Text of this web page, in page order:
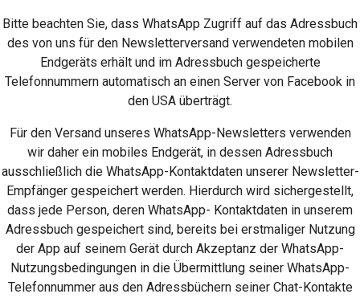
Bitte beachten Sie, dass WhatsApp Zugriff auf das Adressbuch
des von uns für den Newsletterversand verwendeten mobilen
Endgeräts erhält und im Adressbuch gespeicherte
Telefonnummern automatisch an einen Server von Facebook in
den USA überträgt.
Für den Versand unseres WhatsApp-Newsletters verwenden
wir daher ein mobiles Endgerät, in dessen Adressbuch
ausschließlich die WhatsApp-Kontaktdaten unserer Newsletter-
Empfänger gespeichert werden. Hierdurch wird sichergestellt,
dass jede Person, deren WhatsApp- Kontaktdaten in unserem
Adressbuch gespeichert sind, bereits bei erstmaliger Nutzung
der App auf seinem Gerät durch Akzeptanz der WhatsApp-
Nutzungsbedingungen in die Übermittlung seiner WhatsApp-
Telefonnummer aus den Adressbüchern seiner Chat-Kontakte